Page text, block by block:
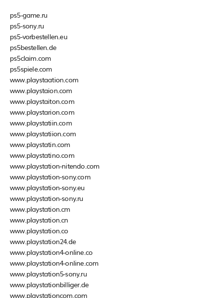
ps5-game.ru
ps5-sony.ru
ps5-vorbestellen.eu
ps5bestellen.de
ps5claim.com
ps5spiele.com
www.playstaation.com
www.playstaion.com
www.playstaiton.com
www.playstarion.com
www.playstatiin.com
www.playstatiion.com
www.playstatin.com
www.playstatino.com
www.playstation-nitendo.com
www.playstation-sony.com
www.playstation-sony.eu
www.playstation-sony.ru
www.playstation.cm
www.playstation.cn
www.playstation.co
www.playstation24.de
www.playstation4-online.co
www.playstation4-online.com
www.playstation5-sony.ru
www.playstationbilliger.de
www.playstationcom.com